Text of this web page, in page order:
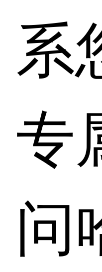
系
专
问